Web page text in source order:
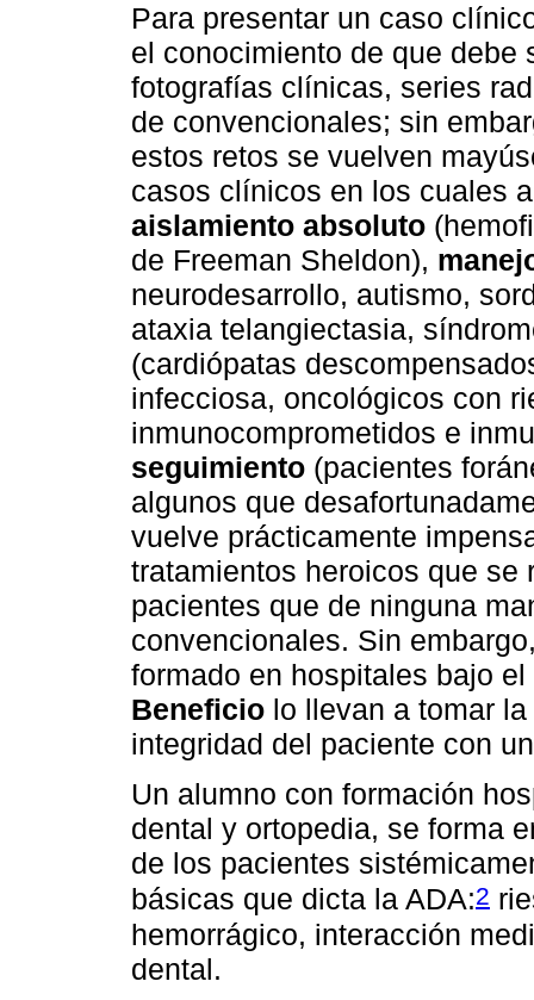
Para presentar un caso
el conocimiento de que debe
fotografías clínicas, series
de convencionales; sin
estos retos se vuelven
casos clínicos en los cuales
aislamiento absoluto
de Freeman Sheldon),
neurodesarrollo, autismo,
ataxia telangiectasia,
(cardiópatas
infecciosa, oncológicos con
inmunocomprometidos e
seguimiento (pacientes
algunos que
vuelve prácticamente
tratamientos heroicos que se
pacientes que de ninguna
convencionales. Sin
formado en hospitales bajo
Beneficio lo llevan a tomar
integridad del paciente con
Un alumno con formación
dental y ortopedia, se forma
de los pacientes
básicas que dicta la ADA:2
hemorrágico, interacción
dental.